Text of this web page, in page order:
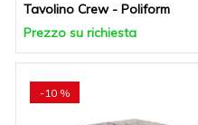
Tavolino Crew - Poliform
Prezzo su richiesta
-10 %